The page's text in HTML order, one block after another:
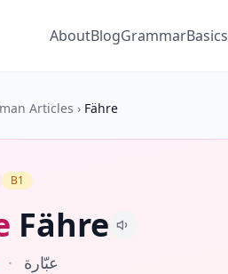
AboutBlogGrammarBasics
Articles › Fähre
B1
Fähre
· عبّارة